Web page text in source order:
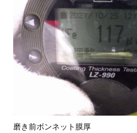
磨き前ボンネット膜厚